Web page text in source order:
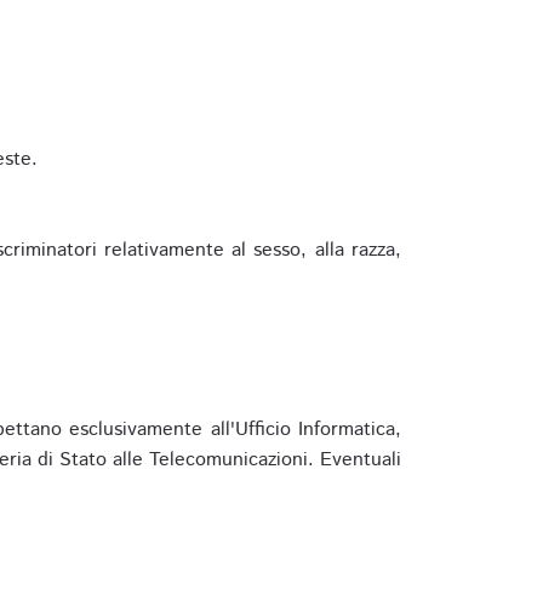
relativamente al sesso, alla razza,
esclusivamente all'Ufficio Informatica,
di Stato alle Telecomunicazioni. Eventuali